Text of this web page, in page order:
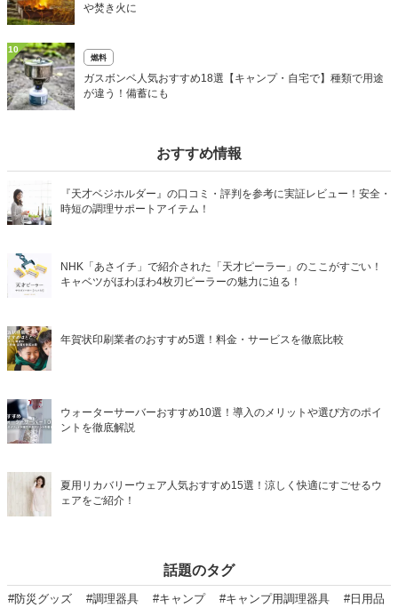
や焚き火に
10
燃料
ガスボンベ人気おすすめ18選【キャンプ・自宅で】種類で用途
が違う！備蓄にも
おすすめ情報
『天才ベジホルダー』の口コミ・評判を参考に実証レビュー！安全・
時短の調理サポートアイテム！
NHK「あさイチ」で紹介された「天才ピーラー」のここがすごい！
キャベツがほわほわ4枚刃ピーラーの魅力に迫る！
年賀状印刷業者のおすすめ5選！料金・サービスを徹底比較
ウォーターサーバーおすすめ10選！導入のメリットや選び方のポイ
ントを徹底解説
夏用リカバリーウェア人気おすすめ15選！涼しく快適にすごせるウ
ェアをご紹介！
話題のタグ
#防災グッズ #調理器具 #キャンプ #キャンプ用調理器具
#日用品